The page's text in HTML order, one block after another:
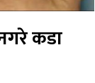
कडा